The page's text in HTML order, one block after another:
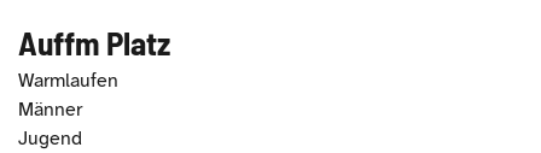
Auffm Platz
Warmlaufen
Männer
Jugend